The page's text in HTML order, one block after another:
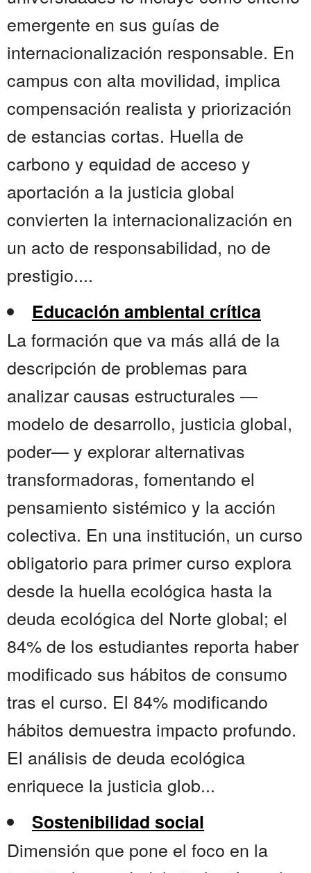
emergente en sus guías de
internacionalización responsable. En
campus con alta movilidad, implica
compensación realista y priorización
de estancias cortas. Huella de
carbono y equidad de acceso y
aportación a la justicia global
convierten la internacionalización en
un acto de responsabilidad, no de
prestigio....
Educación ambiental crítica
La formación que va más allá de la
descripción de problemas para
analizar causas estructurales —
modelo de desarrollo, justicia global,
poder— y explorar alternativas
transformadoras, fomentando el
pensamiento sistémico y la acción
colectiva. En una institución, un curso
obligatorio para primer curso explora
desde la huella ecológica hasta la
deuda ecológica del Norte global; el
84% de los estudiantes reporta haber
modificado sus hábitos de consumo
tras el curso. El 84% modificando
hábitos demuestra impacto profundo.
El análisis de deuda ecológica
enriquece la justicia glob...
Sostenibilidad social
Dimensión que pone el foco en la